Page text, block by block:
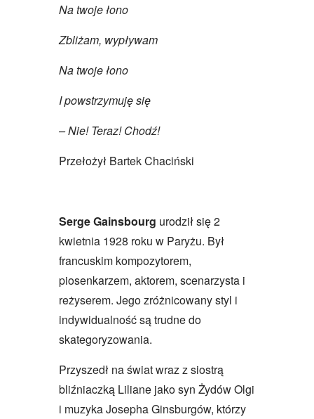
Na twoje łono
Zbliżam, wypływam
Na twoje łono
I powstrzymuję się
– Nie! Teraz! Chodź!
Przełożył Bartek Chaciński
Serge Gainsbourg urodził się 2
kwietnia 1928 roku w Paryżu. Był
francuskim kompozytorem,
piosenkarzem, aktorem, scenarzysta i
reżyserem. Jego zróżnicowany styl i
indywidualność są trudne do
skategoryzowania.
Przyszedł na świat wraz z siostrą
bliźniaczką Liliane jako syn Żydów Olgi
i muzyka Josepha Ginsburgów, którzy